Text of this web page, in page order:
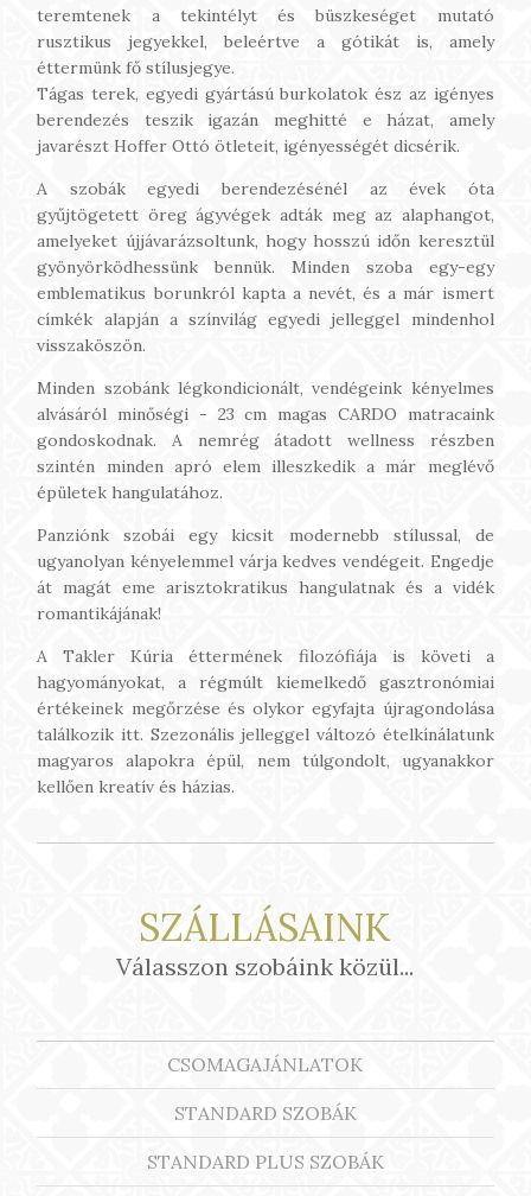
teremtenek a tekintélyt és büszkeséget mutató
rusztikus jegyekkel, beleértve a gótikát is, amely
éttermünk fő stílusjegye.
Tágas terek, egyedi gyártású burkolatok ész az igényes
berendezés teszik igazán meghitté e házat, amely
javarészt Hoffer Ottó ötleteit, igényességét dicsérik.
A szobák egyedi berendezésénél az évek óta
gyűjtögetett öreg ágyvégek adták meg az alaphangot,
amelyeket újjávarázsoltunk, hogy hosszú időn keresztül
gyönyörködhessünk bennük. Minden szoba egy-egy
emblematikus borunkról kapta a nevét, és a már ismert
címkék alapján a színvilág egyedi jelleggel mindenhol
visszaköszön.
Minden szobánk légkondicionált, vendégeink kényelmes
alvásáról minőségi - 23 cm magas CARDO matracaink
gondoskodnak. A nemrég átadott wellness részben
szintén minden apró elem illeszkedik a már meglévő
épületek hangulatához.
Panziónk szobái egy kicsit modernebb stílussal, de
ugyanolyan kényelemmel várja kedves vendégeit. Engedje
át magát eme arisztokratikus hangulatnak és a vidék
romantikájának!
A Takler Kúria éttermének filozófiája is követi a
hagyományokat, a régmúlt kiemelkedő gasztronómiai
értékeinek megőrzése és olykor egyfajta újragondolása
találkozik itt. Szezonális jelleggel változó ételkínálatunk
magyaros alapokra épül, nem túlgondolt, ugyanakkor
kellően kreatív és házias.
SZÁLLÁSAINK
Válasszon szobáink közül...
CSOMAGAJÁNLATOK
STANDARD SZOBÁK
STANDARD PLUS SZOBÁK